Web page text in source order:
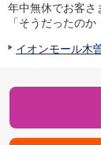
その他サービス
手数料
金利
北海道
年中無休でお客さ
「そうだったの
イオンモール木